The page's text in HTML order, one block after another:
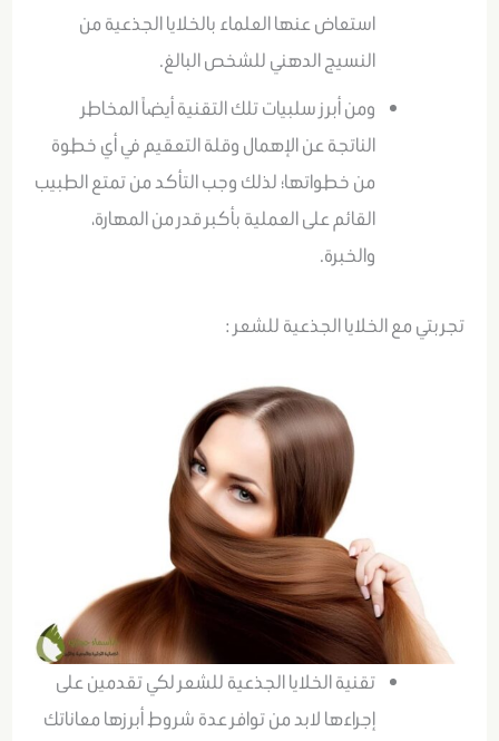
استعاض عنها العلماء بالخلايا الجذعية من
النسيج الدهني للشخص البالغ.
ومن أبرز سلبيات تلك التقنية أيضاً المخاطر
الناتجة عن الإهمال وقلة التعقيم في أي خطوة
من خطواتها؛ لذلك وجب التأكد من تمتع الطبيب
القائم على العملية بأكبر قدر من المهارة،
والخبرة.
تجربتي مع الخلايا الجذعية للشعر :
تقنية الخلايا الجذعية للشعر لكي تقدمين على
إجراءها لابد من توافر عدة شروط أبرزها معاناتك